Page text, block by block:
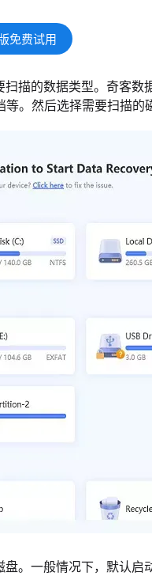
免费试用
描的数据类型。奇客
。然后选择需要扫描的
。一般情况下，默认